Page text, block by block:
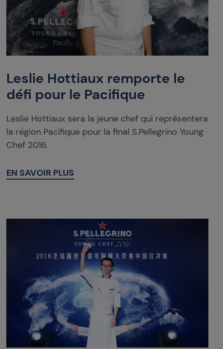
Leslie Hottiaux remporte le
défi pour le Pacifique
Leslie Hottiaux sera la jeune chef qui représentera
la région Pacifique pour la final S.Pellegrino Young
Chef 2016.
EN SAVOIR PLUS